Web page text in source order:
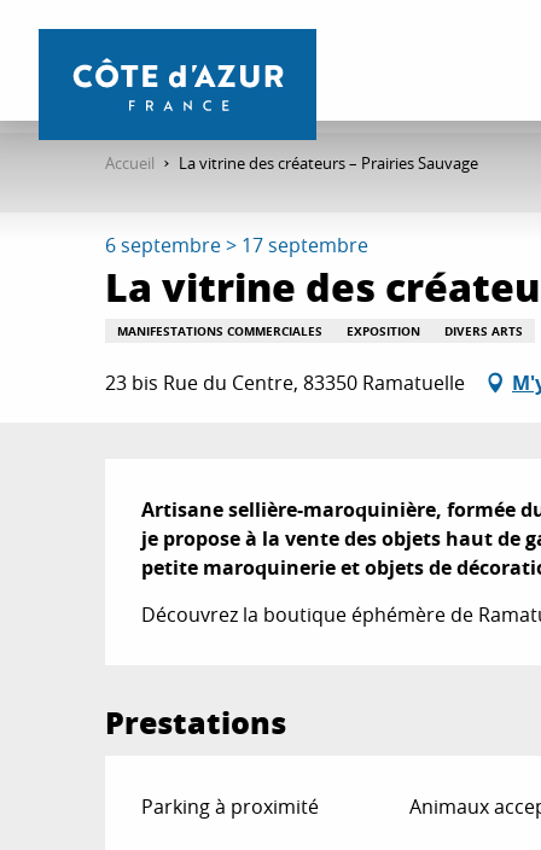
contenu
Accueil La vitrine des créateurs – Prairies Sauvage
6 septembre > 17 septembre
La vitrine des
MANIFESTATIONS COMMERCIALES EXPOSITION DIVERS ARTS
23 bis Rue du Centre, 83350 Ramatuelle
Description
Artisane sellière-maroquinière, formée
je propose à la vente des objets haut de
petite maroquinerie et objets de
Découvrez la boutique éphémère de
Prestations
Parking à proximité Animaux